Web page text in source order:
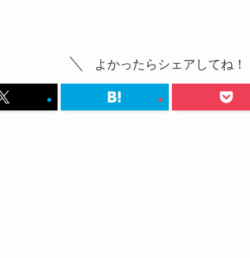
よかったらシェアしてね！